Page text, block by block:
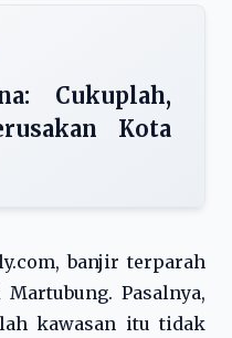
Cukuplah,
Kota
banjir terparah
Pasalnya,
kawasan itu tidak